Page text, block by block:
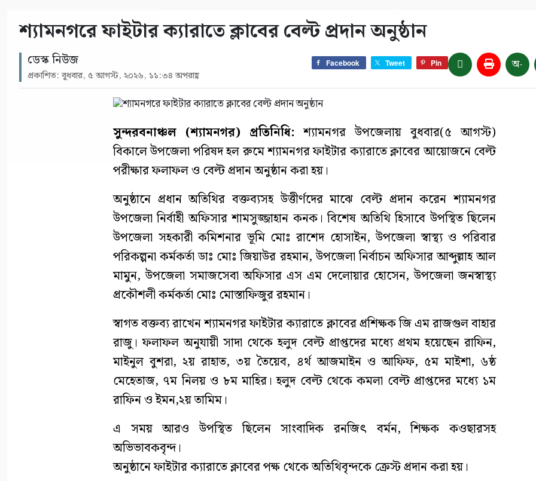
শ্যামনগরে ফাইটার ক্যারাতে ক্লাবের বেল্ট প্রদান অনুষ্ঠান
ডেস্ক নিউজ
প্রকাশিত: বুধবার, ৫ আগস্ট, ২০২৬, ১১:৩৪ অপরাহ্ণ
Facebook Tweet Pin অ-
সুন্দরবনাঞ্চল (শ্যামনগর) প্রতিনিধি: শ্যামনগর উপজেলায় বুধবার(৫ আগস্ট)
বিকালে উপজেলা পরিষদ হল রুমে শ্যামনগর ফাইটার ক্যারাতে ক্লাবের আয়োজনে বেল্ট
পরীক্ষার ফলাফল ও বেল্ট প্রদান অনুষ্ঠান করা হয়।
অনুষ্ঠানে প্রধান অতিথির বক্তব্যসহ উত্তীর্ণদের মাঝে বেল্ট প্রদান করেন শ্যামনগর
উপজেলা নির্বাহী অফিসার শামসুজ্জাহান কনক। বিশেষ অতিথি হিসাবে উপস্থিত ছিলেন
উপজেলা সহকারী কমিশনার ভূমি মোঃ রাশেদ হোসাইন, উপজেলা স্বাস্থ্য ও পরিবার
পরিকল্পনা কর্মকর্তা ডাঃ মোঃ জিয়াউর রহমান, উপজেলা নির্বাচন অফিসার আব্দুল্লাহ আল
মামুন, উপজেলা সমাজসেবা অফিসার এস এম দেলোয়ার হোসেন, উপজেলা জনস্বাস্থ্য
প্রকৌশলী কর্মকর্তা মোঃ মোস্তাফিজুর রহমান।
স্বাগত বক্তব্য রাখেন শ্যামনগর ফাইটার ক্যারাতে ক্লাবের প্রশিক্ষক জি এম রাজগুল বাহার
রাজু। ফলাফল অনুযায়ী সাদা থেকে হলুদ বেল্ট প্রাপ্তদের মধ্যে প্রথম হয়েছেন রাফিন,
মাইনুল বুশরা, ২য় রাহাত, ৩য় তৈয়েব, ৪র্থ আজমাইন ও আফিফ, ৫ম মাইশা, ৬ষ্ঠ
মেহেতাজ, ৭ম নিলয় ও ৮ম মাহির। হলুদ বেল্ট থেকে কমলা বেল্ট প্রাপ্তদের মধ্যে ১ম
রাফিন ও ইমন,২য় তামিম।
এ সময় আরও উপস্থিত ছিলেন সাংবাদিক রনজিৎ বর্মন, শিক্ষক কওছারসহ
অভিভাবকবৃন্দ।
অনুষ্ঠানে ফাইটার ক্যারাতে ক্লাবের পক্ষ থেকে অতিথিবৃন্দকে ক্রেস্ট প্রদান করা হয়।